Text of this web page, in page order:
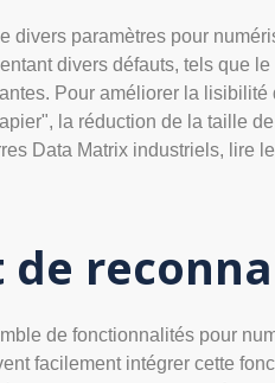
divers paramètres pour
divers défauts, tels que
Pour améliorer la
la réduction de la taille
Data Matrix industriels, lire
de fonctionnalités pour
facilement intégrer cette